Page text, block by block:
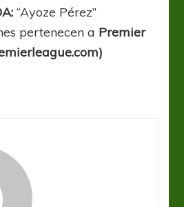
“Ayoze Pérez”
pertenecen a Premier